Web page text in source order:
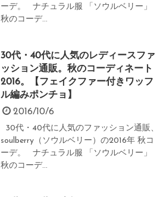
ーデ。 ナチュラル服 「ソウルベリー」
秋のコーデ...
30代・40代に人気のレディースファ
ッション通販。秋のコーディネート
2016。【フェイクファー付きワッフ
ル編みポンチョ】
2016/10/6
30代・40代に人気のファッション通販、
soulberry（ソウルベリー）の2016年 秋コ
ーデ。 ナチュラル服 「ソウルベリー」
秋のコーデ...